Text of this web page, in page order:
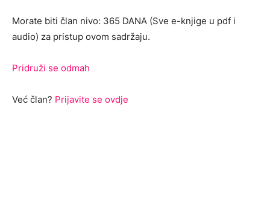
Morate biti član nivo: 365 DANA (Sve e-knjige u pdf i
audio) za pristup ovom sadržaju.
Pridruži se odmah
Već član? Prijavite se ovdje